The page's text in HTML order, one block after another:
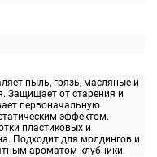
пыль, грязь, масляные и
Защищает от старения и
первоначальную
эффектом.
пластиковых и
Подходит для молдингов и
ароматом клубники.